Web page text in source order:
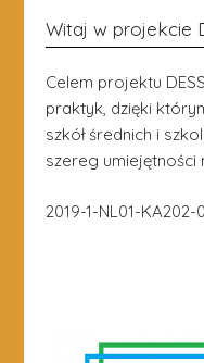
Witaj w projekcie
Celem projektu
praktyk, dzięki
szkół średnich i
szereg umiejętności
2019-1-NL01-KA202-